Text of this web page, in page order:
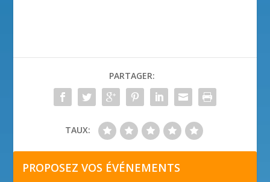
PARTAGER:
TAUX:
PROPOSEZ VOS ÉVÉNEMENTS